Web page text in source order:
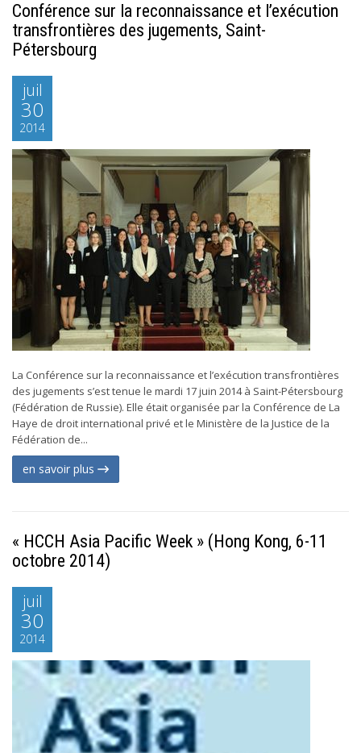
Conférence sur la reconnaissance et l’exécution
transfrontières des jugements, Saint-
Pétersbourg
juil
30
2014
La Conférence sur la reconnaissance et l’exécution transfrontières
des jugements s’est tenue le mardi 17 juin 2014 à Saint-Pétersbourg
(Fédération de Russie). Elle était organisée par la Conférence de La
Haye de droit international privé et le Ministère de la Justice de la
Fédération de...
en savoir plus
« HCCH Asia Pacific Week » (Hong Kong, 6-11
octobre 2014)
juil
30
2014